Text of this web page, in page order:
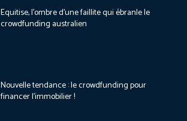
Equitise, l’ombre d’une faillite qui ébranle le
crowdfunding australien
Nouvelle tendance : le crowdfunding pour
financer l’immobilier !